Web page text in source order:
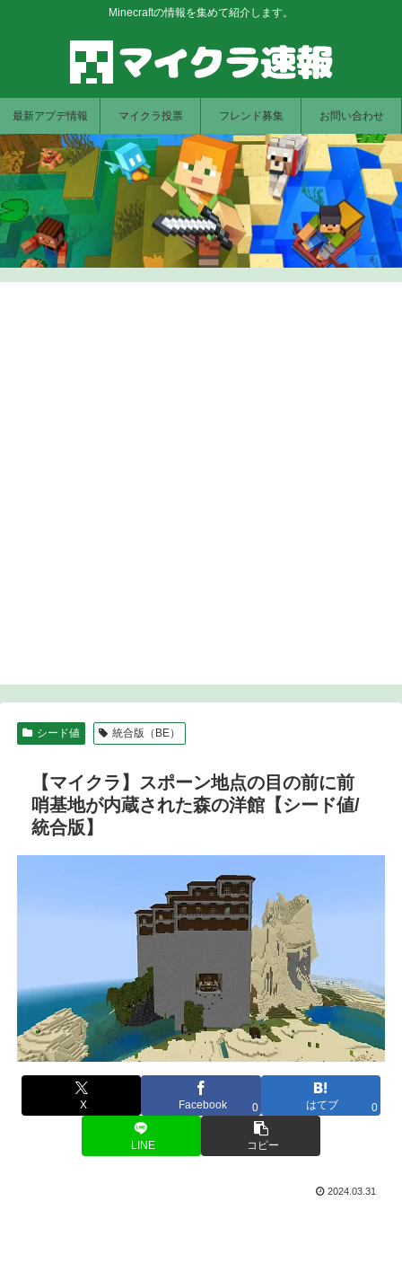
Minecraftの情報を集めて紹介します。
最新アプデ情報 マイクラ投票 フレンド募集 お問い合わせ
シード値 統合版（BE）
【マイクラ】スポーン地点の目の前に前
哨基地が内蔵された森の洋館【シード値/
統合版】
X Facebook 0 はてブ 0
LINE コピー
2024.03.31